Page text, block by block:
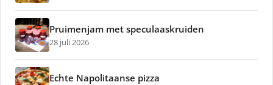
Pruimenjam met speculaaskruiden
28 juli 2026
Echte Napolitaanse pizza